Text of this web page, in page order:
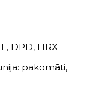
DPD, HRX
pakomāti,